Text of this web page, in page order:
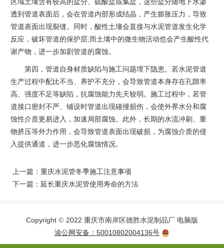
透到管道表面后，会在管道内部形成结晶，产生膨胀压力，导致
管道表面出现裂缝。同时，酸性土壤会直接与水泥管道发生化学
反应，破坏管道的保护层;而土壤中的微生物活动也会产生酸性代
谢产物，进一步加剧管道的腐蚀。
第四，管道自身材质缺陷与施工问题埋下隐患。若水泥管道
生产过程中配比不当、养护不充分，会导致管道本身存在孔隙率
高、强度不足等缺陷，抗腐蚀能力先天较弱。施工过程中，若管
道接口密封不严、铺设时管道出现碰撞损伤，会使外界水分和腐
蚀性介质更易进入，加速局部腐蚀。此外，长期的水流冲刷、重
物挤压等外力作用，会导致管道表面出现破损，为腐蚀介质的侵
入提供通道，进一步恶化腐蚀情况。
上一篇：重庆水泥管冬季施工注意事项
下一篇：延长重庆水泥管使用寿命的方法
Copyright © 2022 重庆市南岸区德胜水泥制品厂 电脑版
渝公网安备：50010802004136号